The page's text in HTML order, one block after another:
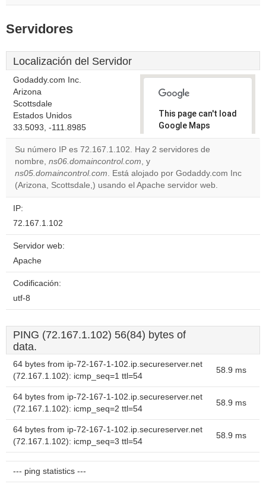
Servidores
Localización del Servidor
Godaddy.com Inc.
Arizona
Scottsdale
Estados Unidos
33.5093, -111.8985
This page can't load
Google Maps
correctly.
own this
website?
OK
Su número IP es 72.167.1.102. Hay 2 servidores de
nombre, ns06.domaincontrol.com, y
ns05.domaincontrol.com. Está alojado por Godaddy.com Inc
(Arizona, Scottsdale,) usando el Apache servidor web.
IP:
72.167.1.102
Servidor web:
Apache
Codificación:
utf-8
PING (72.167.1.102) 56(84) bytes of
data.
64 bytes from ip-72-167-1-102.ip.secureserver.net
(72.167.1.102): icmp_seq=1 ttl=54
58.9 ms
64 bytes from ip-72-167-1-102.ip.secureserver.net
(72.167.1.102): icmp_seq=2 ttl=54
58.9 ms
64 bytes from ip-72-167-1-102.ip.secureserver.net
(72.167.1.102): icmp_seq=3 ttl=54
58.9 ms
--- ping statistics ---